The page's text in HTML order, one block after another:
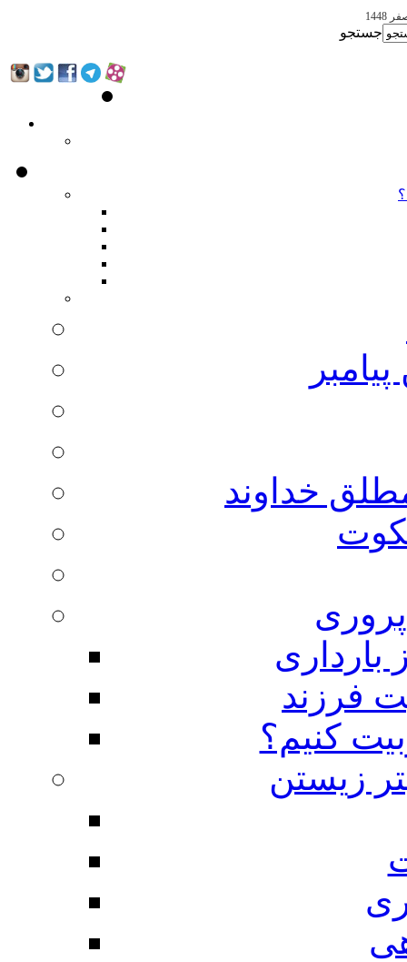
جستجو
خداوند
بارداری
فرزند
کنیم؟
زیستن